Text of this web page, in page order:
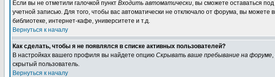
Если вы не отметили галочкой пункт Входить автоматически, вы сможете оставаться
учетной записью. Для того, чтобы вас автоматически не отключало от форума, вы можете
библиотеке, интернет-кафе, университете и т.д.
Вернуться к началу
Как сделать, чтобы я не появлялся в списке активных пользователей?
В настройках вашего профиля вы найдете опцию Скрывать ваше пребывание на форуме
скрытый пользователь.
Вернуться к началу